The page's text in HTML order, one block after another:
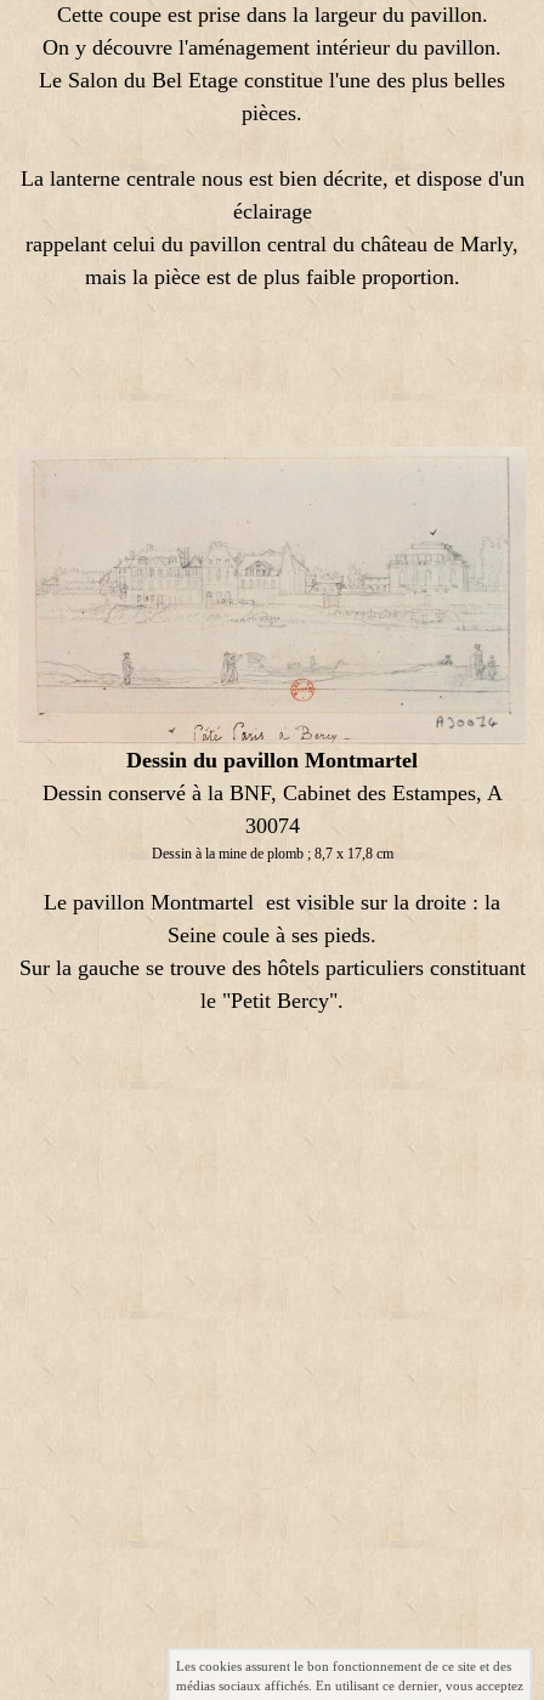
Cette coupe est prise dans la largeur du pavillon.
On y découvre l'aménagement intérieur du pavillon.
Le Salon du Bel Etage constitue l'une des plus belles
pièces.
La lanterne centrale nous est bien décrite, et dispose d'un
éclairage
rappelant celui du pavillon central du château de Marly,
mais la pièce est de plus faible proportion.
Dessin du pavillon Montmartel
Dessin conservé à la BNF, Cabinet des Estampes, A
30074
Dessin à la mine de plomb ; 8,7 x 17,8 cm
Le pavillon Montmartel est visible sur la droite : la
Seine coule à ses pieds.
Sur la gauche se trouve des hôtels particuliers constituant
le "Petit Bercy".
Les cookies assurent le bon fonctionnement de ce site et des
médias sociaux affichés. En utilisant ce dernier, vous acceptez